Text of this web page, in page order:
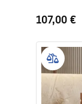
107,00 €